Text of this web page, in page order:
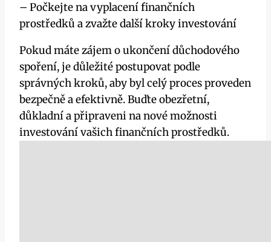
– Počkejte na vyplacení finančních
prostředků a zvažte další kroky investování
Pokud máte zájem o ukončení důchodového
spoření, je důležité postupovat podle
správných kroků, aby byl celý proces proveden
bezpečně a efektivně. Buďte obezřetní,
důkladní a připraveni na nové možnosti
investování vašich finančních prostředků.